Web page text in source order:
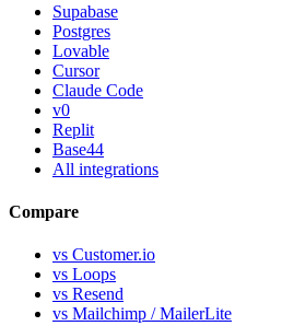
Supabase
Postgres
Lovable
Cursor
Claude Code
v0
Replit
Base44
All integrations
Compare
vs Customer.io
vs Loops
vs Resend
vs Mailchimp / MailerLite